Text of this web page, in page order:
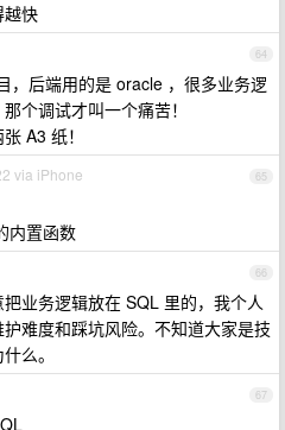
越快
64
，后端用的是 oracle ，很多业务逻
个调试才叫一个痛苦！
A3 纸！
65
via iPhone
内置函数
66
业务逻辑放在 SQL 里的，我个人
难度和踩坑风险。不知道大家是技
么。
67